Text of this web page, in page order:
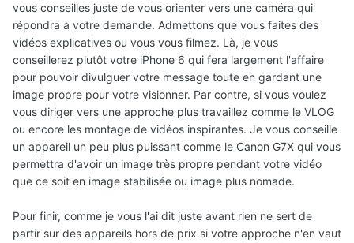
vous conseilles juste de vous orienter vers une caméra qui
répondra à votre demande. Admettons que vous faites des
vidéos explicatives ou vous vous filmez. Là, je vous
conseillerez plutôt votre iPhone 6 qui fera largement l'affaire
pour pouvoir divulguer votre message toute en gardant une
image propre pour votre visionner. Par contre, si vous voulez
vous diriger vers une approche plus travaillez comme le VLOG
ou encore les montage de vidéos inspirantes. Je vous conseille
un appareil un peu plus puissant comme le Canon G7X qui vous
permettra d'avoir un image très propre pendant votre vidéo
que ce soit en image stabilisée ou image plus nomade.
Pour finir, comme je vous l'ai dit juste avant rien ne sert de
partir sur des appareils hors de prix si votre approche n'en vaut